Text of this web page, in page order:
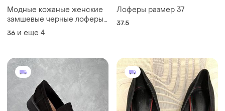
Модные кожаные женские
замшевые черные лоферы
осенние туфли натуральная
36 и еще 4
Лоферы размер 37
37.5